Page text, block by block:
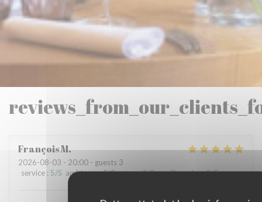
FrançoisM
2026-08-03 - 20:00 - guests 3
service : 5/5 ambience:5/5 menu:5/5 quality_price:5/5